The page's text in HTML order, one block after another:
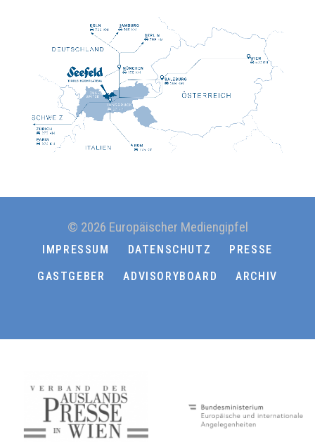
© 2026 Europäischer Mediengipfel
IMPRESSUM DATENSCHUTZ
PRESSE
GASTGEBER
ADVISORYBOARD ARCHIV